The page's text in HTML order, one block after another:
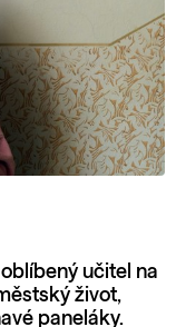
oblíbený učitel na
život,
paneláky.